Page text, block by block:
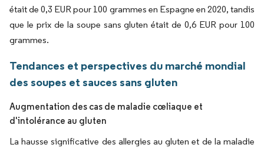
était de 0,3 EUR pour 100 grammes en Espagne en 2020, tandis
que le prix de la soupe sans gluten était de 0,6 EUR pour 100
grammes.
Tendances et perspectives du marché mondial
des soupes et sauces sans gluten
Augmentation des cas de maladie cœliaque et
d'intolérance au gluten
La hausse significative des allergies au gluten et de la maladie